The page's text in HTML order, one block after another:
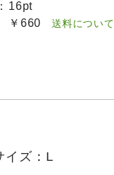
16pt
￥660 送料について
イズ：L